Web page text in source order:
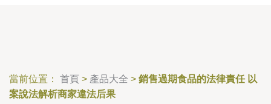
當前位置： 首頁 > 產品大全 > 銷售過期食品的法律責任 以
案說法解析商家違法后果